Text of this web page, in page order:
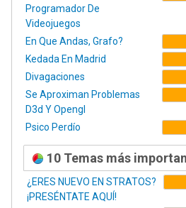
Programador De
Videojuegos
En Que Andas, Grafo?
Kedada En Madrid
Divagaciones
Se Aproximan Problemas
D3d Y Opengl
Psico Perdío
10 Temas más
¿ERES NUEVO EN STRATOS?
¡PRESÉNTATE AQUÍ!